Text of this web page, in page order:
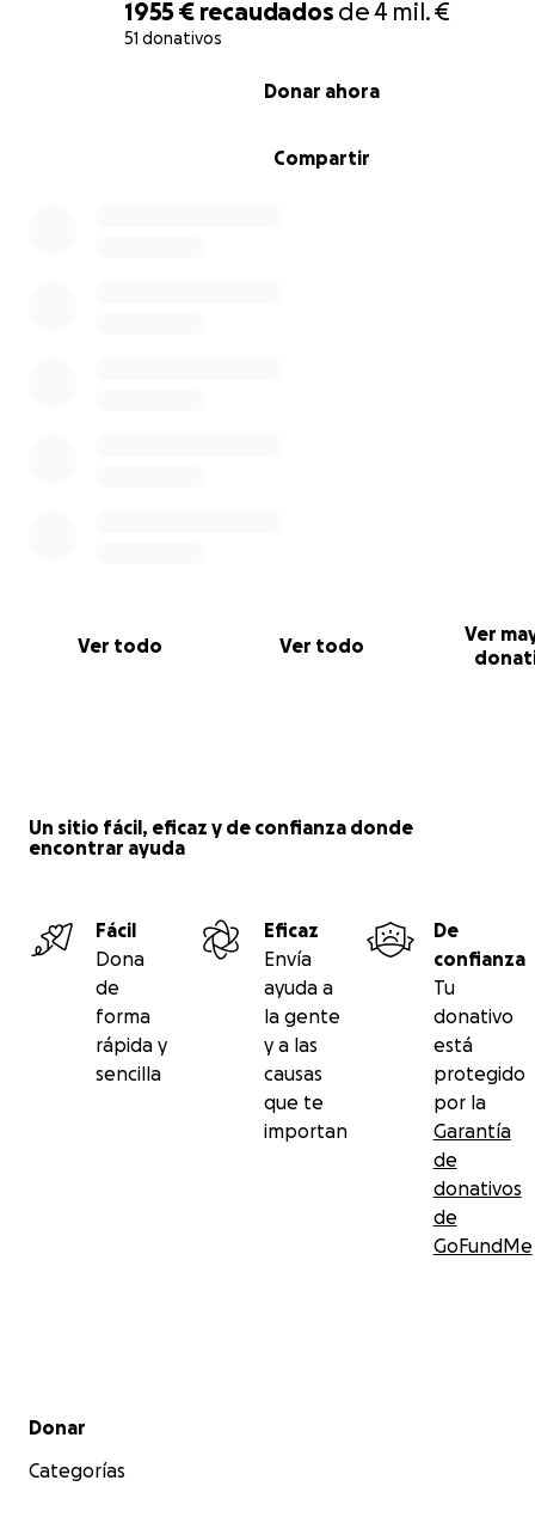
1955 € recaudados de4 mil. €
51 donativos
Compartir
Donar ahora
Ver todo Ver todo
Ver
Un sitio fácil, eficaz y de confianza donde
encontrar ayuda
Fácil
Dona
de
forma
rápida y
sencilla
Eficaz
Envía
ayuda a
la gente
y a las
causas
que te
importan
De
confianza
Tu
donativo
está
protegido
por la
Garantía
de
donativos
de
GoFundMe
Menú secundario
Donar
Categorías